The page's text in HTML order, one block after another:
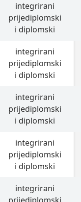
integrirani
prijediplomski
i diplomski
integrirani
prijediplomski
i diplomski
integrirani
prijediplomski
i diplomski
integrirani
prijediplomski
i diplomski
integrirani